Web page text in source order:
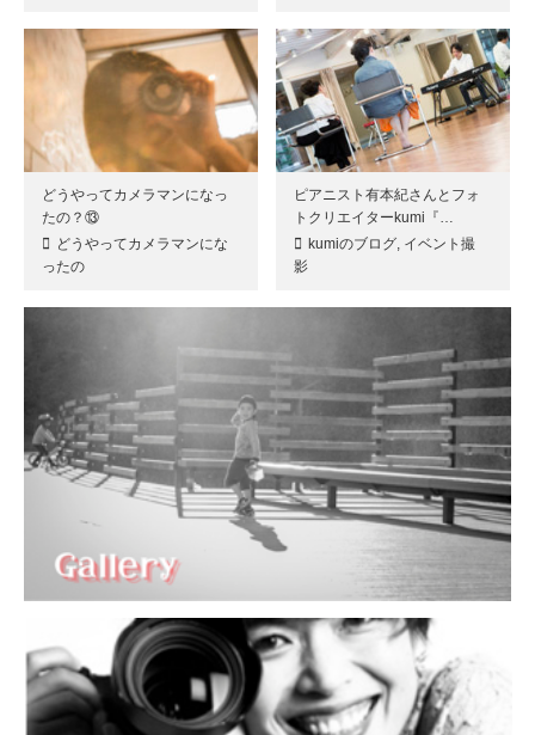
どうやってカメラマンになっ
たの？⑬
どうやってカメラマンにな
ったの
ピアニスト有本紀さんとフォ
トクリエイターkumi『…
kumiのブログ, イベント撮
影